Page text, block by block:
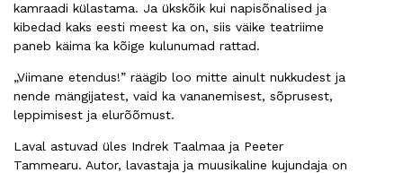
kamraadi külastama. Ja ükskõik kui napisõnalised ja
kibedad kaks eesti meest ka on, siis väike teatriime
paneb käima ka kõige kulunumad rattad.
„Viimane etendus!” räägib loo mitte ainult nukkudest ja
nende mängijatest, vaid ka vananemisest, sõprusest,
leppimisest ja elurõõmust.
Laval astuvad üles Indrek Taalmaa ja Peeter
Tammearu. Autor, lavastaja ja muusikaline kujundaja on